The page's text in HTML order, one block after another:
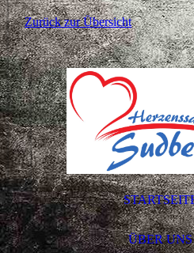
Zurück zur Übersicht
ÜBER UNS